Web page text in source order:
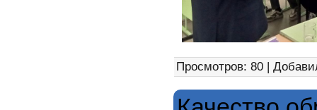
Просмотров: 80 |